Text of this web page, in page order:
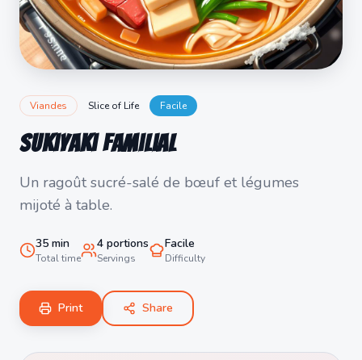
Viandes Slice of Life Facile
Sukiyaki Familial
Un ragoût sucré-salé de bœuf et légumes
mijoté à table.
35 min
Total time
4 portions
Servings
Facile
Difficulty
Print Share